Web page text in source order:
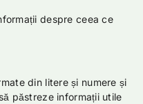
despre ceea ce
din litere și numere și
păstreze informații utile